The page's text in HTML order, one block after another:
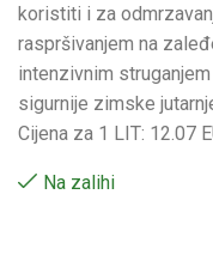
koristiti i za
raspršivanjem na
intenzivnim
sigurnije zimske
Cijena za 1 LIT: 12.07
Na zalihi